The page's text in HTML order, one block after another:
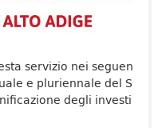
servizio nei seguen
e pluriennale del S
degli investi